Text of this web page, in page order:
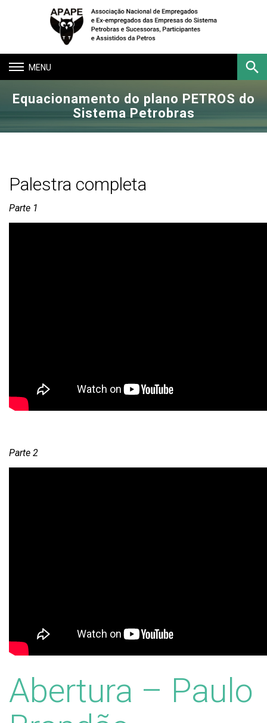
Toggle
navigation
Buscar
Equacionamento do plano PETROS do
Sistema Petrobras
Palestra completa
Parte 1
Parte 2
Abertura – Paulo